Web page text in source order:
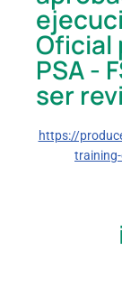
Oficial
PSA -
ser
https://